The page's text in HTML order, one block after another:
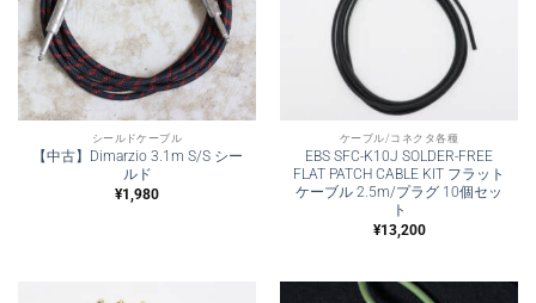
シールドケーブル
【中古】Dimarzio 3.1m S/S シー
ルド
¥1,980
ケーブル/コネクタ各種
EBS SFC-K10J SOLDER-FREE
FLAT PATCH CABLE KIT フラット
ケーブル 2.5m/プラグ 10個セッ
ト
¥13,200